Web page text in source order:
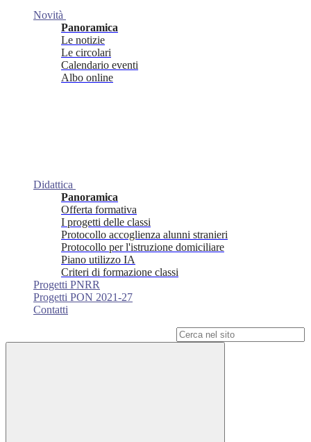
Novità
Panoramica
Le notizie
Le circolari
Calendario eventi
Albo online
Didattica
Panoramica
Offerta formativa
I progetti delle classi
Protocollo accoglienza alunni stranieri
Protocollo per l'istruzione domiciliare
Piano utilizzo IA
Criteri di formazione classi
Progetti PNRR
Progetti PON 2021-27
Contatti